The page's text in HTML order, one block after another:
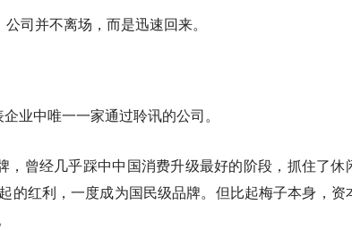
司并不离场，而是迅速回来。
业中唯一一家通过聆讯的公司。
，曾经几乎踩中中国消费升级最好的阶段，抓住了休
的红利，一度成为国民级品牌。但比起梅子本身，资